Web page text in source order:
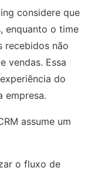
considere que
enquanto o time
recebidos não
vendas. Essa
do
empresa.
assume um
o fluxo de